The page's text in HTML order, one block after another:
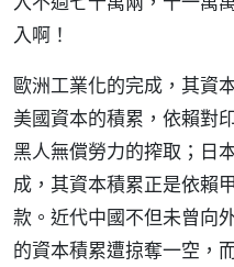
入啊！
歐洲工業化的完成，其資
美國資本的積累，依賴對
黑人無償勞力的搾取；日
成，其資本積累正是依賴
款。近代中國不但未曾向
的資本積累遭掠奪一空，